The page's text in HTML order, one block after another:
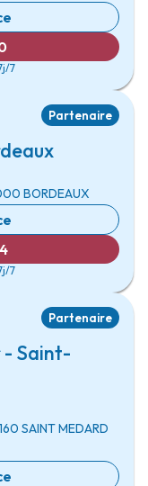
7
Partenaire
BORDEAUX
7
Partenaire
- Saint-
SAINT MEDARD